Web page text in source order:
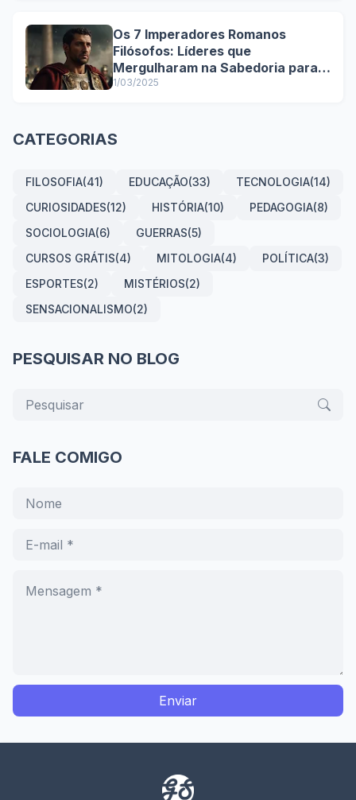
Os 7 Imperadores Romanos
Filósofos: Líderes que
Mergulharam na Sabedoria para
Governar
1/03/2025
CATEGORIAS
FILOSOFIA(41) EDUCAÇÃO(33) TECNOLOGIA(14)
CURIOSIDADES(12) HISTÓRIA(10) PEDAGOGIA(8)
SOCIOLOGIA(6) GUERRAS(5)
CURSOS GRÁTIS(4) MITOLOGIA(4) POLÍTICA(3)
ESPORTES(2) MISTÉRIOS(2)
SENSACIONALISMO(2)
PESQUISAR NO BLOG
FALE COMIGO